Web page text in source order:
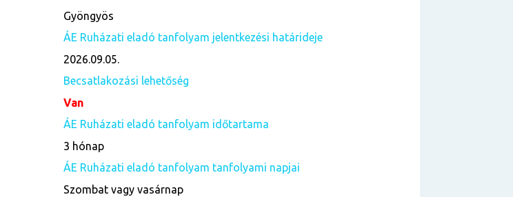
Gyöngyös
ÁE Ruházati eladó tanfolyam jelentkezési határideje
2026.09.05.
Becsatlakozási lehetőség
Van
ÁE Ruházati eladó tanfolyam időtartama
3 hónap
ÁE Ruházati eladó tanfolyam tanfolyami napjai
Szombat vagy vasárnap